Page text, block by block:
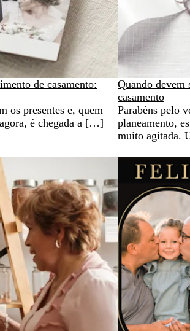
de casamento:
os presentes e, quem
é chegada a […]
Quando devem
casamento
Parabéns pelo
planeamento,
muito agitada.